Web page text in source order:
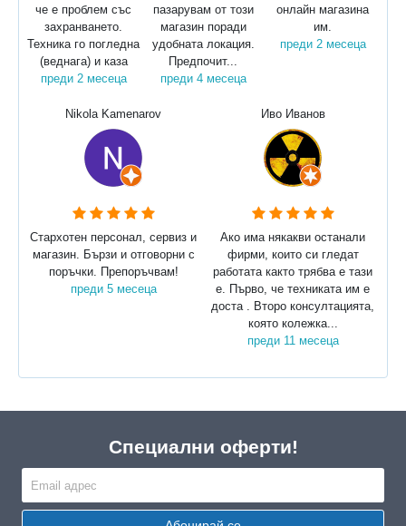
че е проблем със
захранването.
Техника го погледна
(веднага) и каза
преди 2 месеца
пазарувам от този
магазин поради
удобната локация.
Предпочит...
преди 4 месеца
онлайн магазина
им.
преди 2 месеца
Nikola Kamenarov
Стархотен персонал, сервиз и
магазин. Бързи и отговорни с
поръчки. Препоръчвам!
преди 5 месеца
Иво Иванов
Ако има някакви останали
фирми, които си гледат
работата както трябва е тази
е. Първо, че техниката им е
доста . Второ консултацията,
която колежка...
преди 11 месеца
Специални оферти!